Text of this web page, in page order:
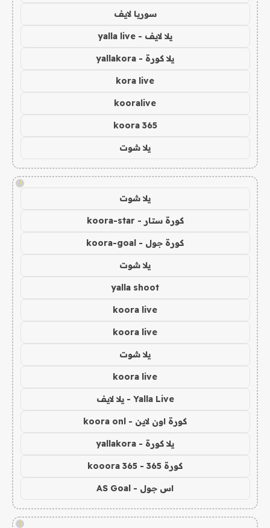
سوريا لايف
يلا لايف - yalla live
يلا كورة - yallakora
kora live
kooralive
koora 365
يلا شوت
!
يلا شوت
كورة ستار - koora-star
كورة جول - koora-goal
يلا شوت
yalla shoot
koora live
koora live
يلا شوت
koora live
Yalla Live - يلا لايف
كورة اون لاين - koora onl
يلا كورة - yallakora
كورة 365 - kooora 365
اس جول - AS Goal
!